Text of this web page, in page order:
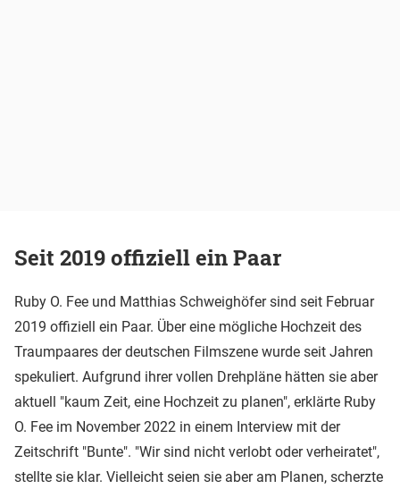
Seit 2019 offiziell ein Paar
Ruby O. Fee und Matthias Schweighöfer sind seit Februar
2019 offiziell ein Paar. Über eine mögliche Hochzeit des
Traumpaares der deutschen Filmszene wurde seit Jahren
spekuliert. Aufgrund ihrer vollen Drehpläne hätten sie aber
aktuell "kaum Zeit, eine Hochzeit zu planen", erklärte Ruby
O. Fee im November 2022 in einem Interview mit der
Zeitschrift "Bunte". "Wir sind nicht verlobt oder verheiratet",
stellte sie klar. Vielleicht seien sie aber am Planen, scherzte